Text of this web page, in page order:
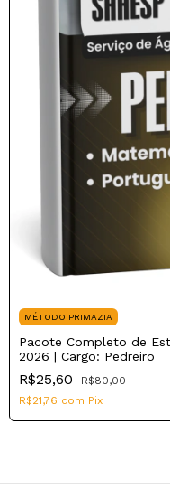
MÉTODO PRIMAZIA
Pacote Completo de
2026 | Cargo: Pedreiro
R$25,60
R$80,00
R$21,76 com Pix